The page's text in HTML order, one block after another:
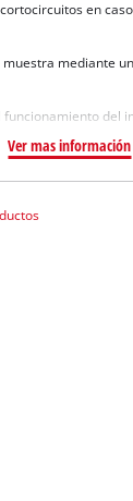
en
mediante
del
Ver mas información